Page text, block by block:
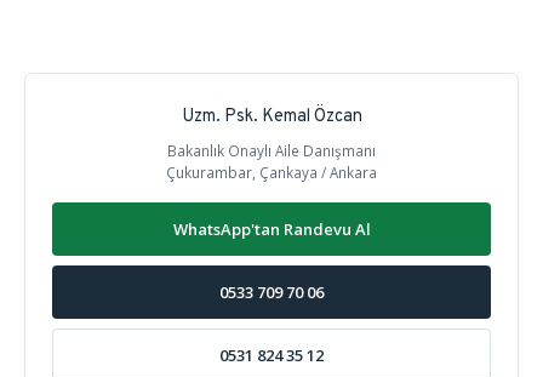
Uzm. Psk. Kemal Özcan
Bakanlık Onaylı Aile Danışmanı
Çukurambar, Çankaya / Ankara
WhatsApp'tan Randevu Al
0533 709 70 06
0531 824 35 12